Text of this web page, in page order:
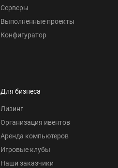
Серверы
Выполненные проекты
Конфигуратор
Для бизнеса
Лизинг
Организация ивентов
Аренда компьютеров
Игровые клубы
Наши заказчики